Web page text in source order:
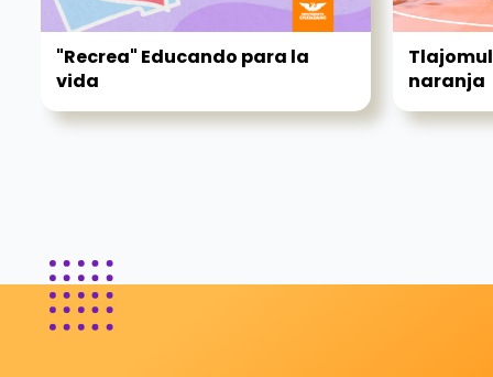
"Recrea" Educando para la
vida
naranja